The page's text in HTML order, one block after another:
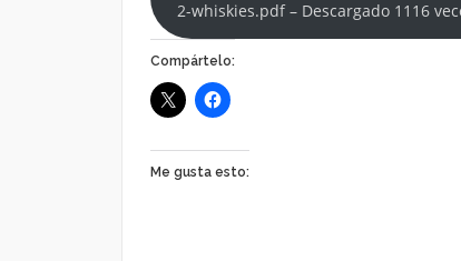
2-whiskies.pdf – Descargado 1116
Compártelo:
Me gusta esto: